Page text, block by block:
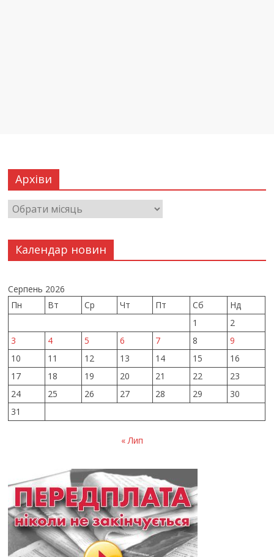
Архіви
Календар новин
Серпень 2026
Пн
Вт Ср Чт Пт Сб
Нд
1
2
3
4 5 6 7 8
9
10
11 12 13 14 15
16
17
18 19 20 21 22
23
24
25 26 27 28 29
30
31
« Лип